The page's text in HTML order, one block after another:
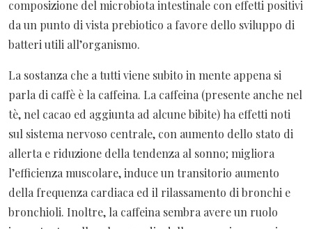
composizione del microbiota intestinale con effetti positivi
da un punto di vista prebiotico a favore dello sviluppo di
batteri utili all’organismo.
La sostanza che a tutti viene subito in mente appena si
parla di caffè è la caffeina. La caffeina (presente anche nel
tè, nel cacao ed aggiunta ad alcune bibite) ha effetti noti
sul sistema nervoso centrale, con aumento dello stato di
allerta e riduzione della tendenza al sonno; migliora
l’efficienza muscolare, induce un transitorio aumento
della frequenza cardiaca ed il rilassamento di bronchi e
bronchioli. Inoltre, la caffeina sembra avere un ruolo